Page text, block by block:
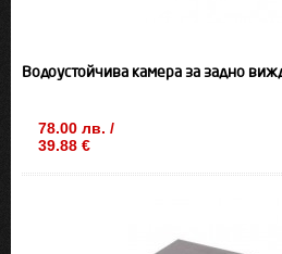
Водоустойчива камера за задно
78.00 лв. /
39.88 €